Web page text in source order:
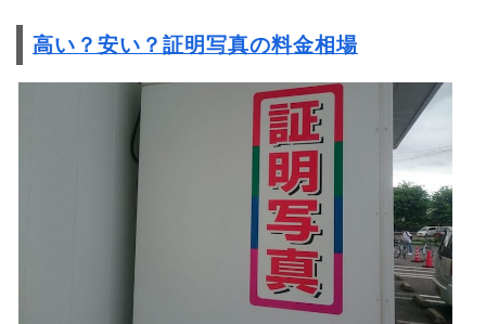
高い？安い？証明写真の料金相場